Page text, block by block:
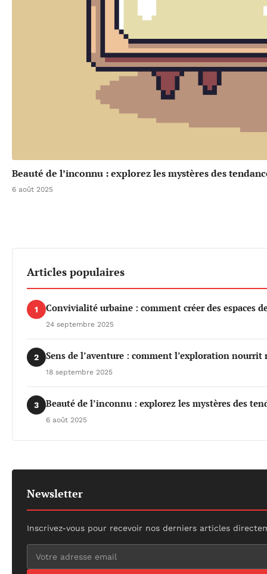
Beauté de l’inconnu : explorez les mystères des
6 août 2025
Articles populaires
1 Convivialité urbaine : comment créer des espaces
24 septembre 2025
2 Sens de l’aventure : comment l’exploration nourrit
18 septembre 2025
3 Beauté de l’inconnu : explorez les mystères des
6 août 2025
Newsletter
Inscrivez-vous pour recevoir nos derniers articles